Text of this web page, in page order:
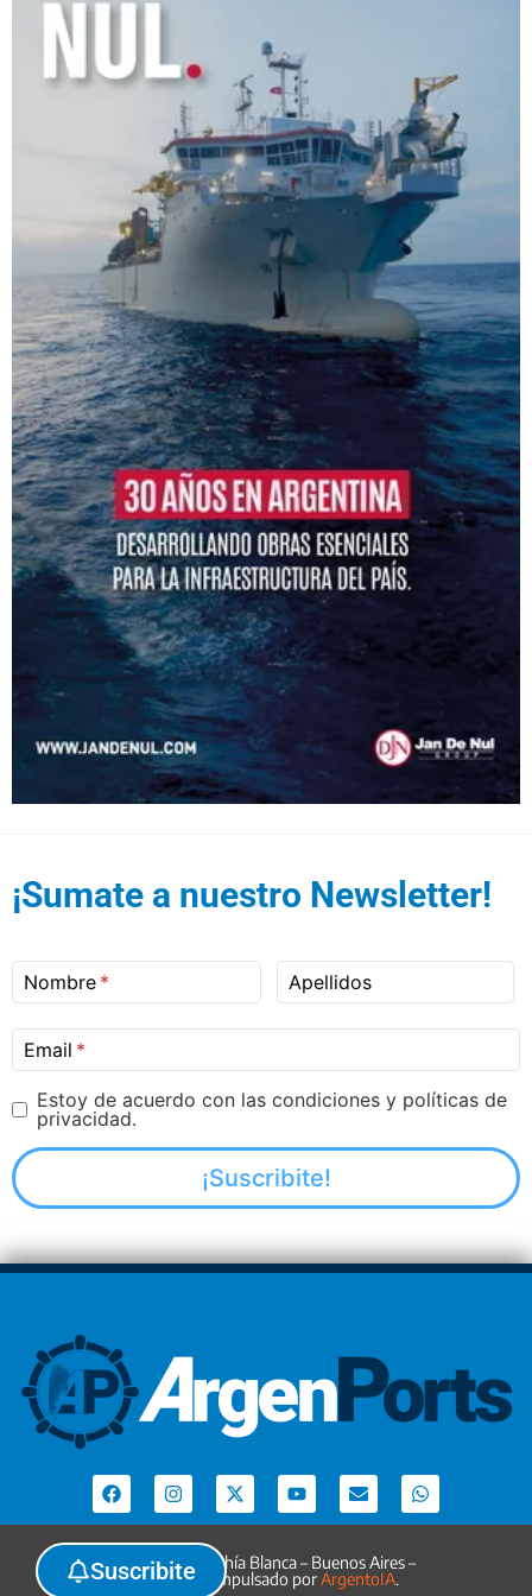
¡Sumate a nuestro Newsletter!
Nombre Apellidos
Email
Estoy de acuerdo con las condiciones y políticas de
privacidad.
Argenports. Bahía Blanca – Buenos Aires –
Argentina. Impulsado porArgentoIA.
Suscribite